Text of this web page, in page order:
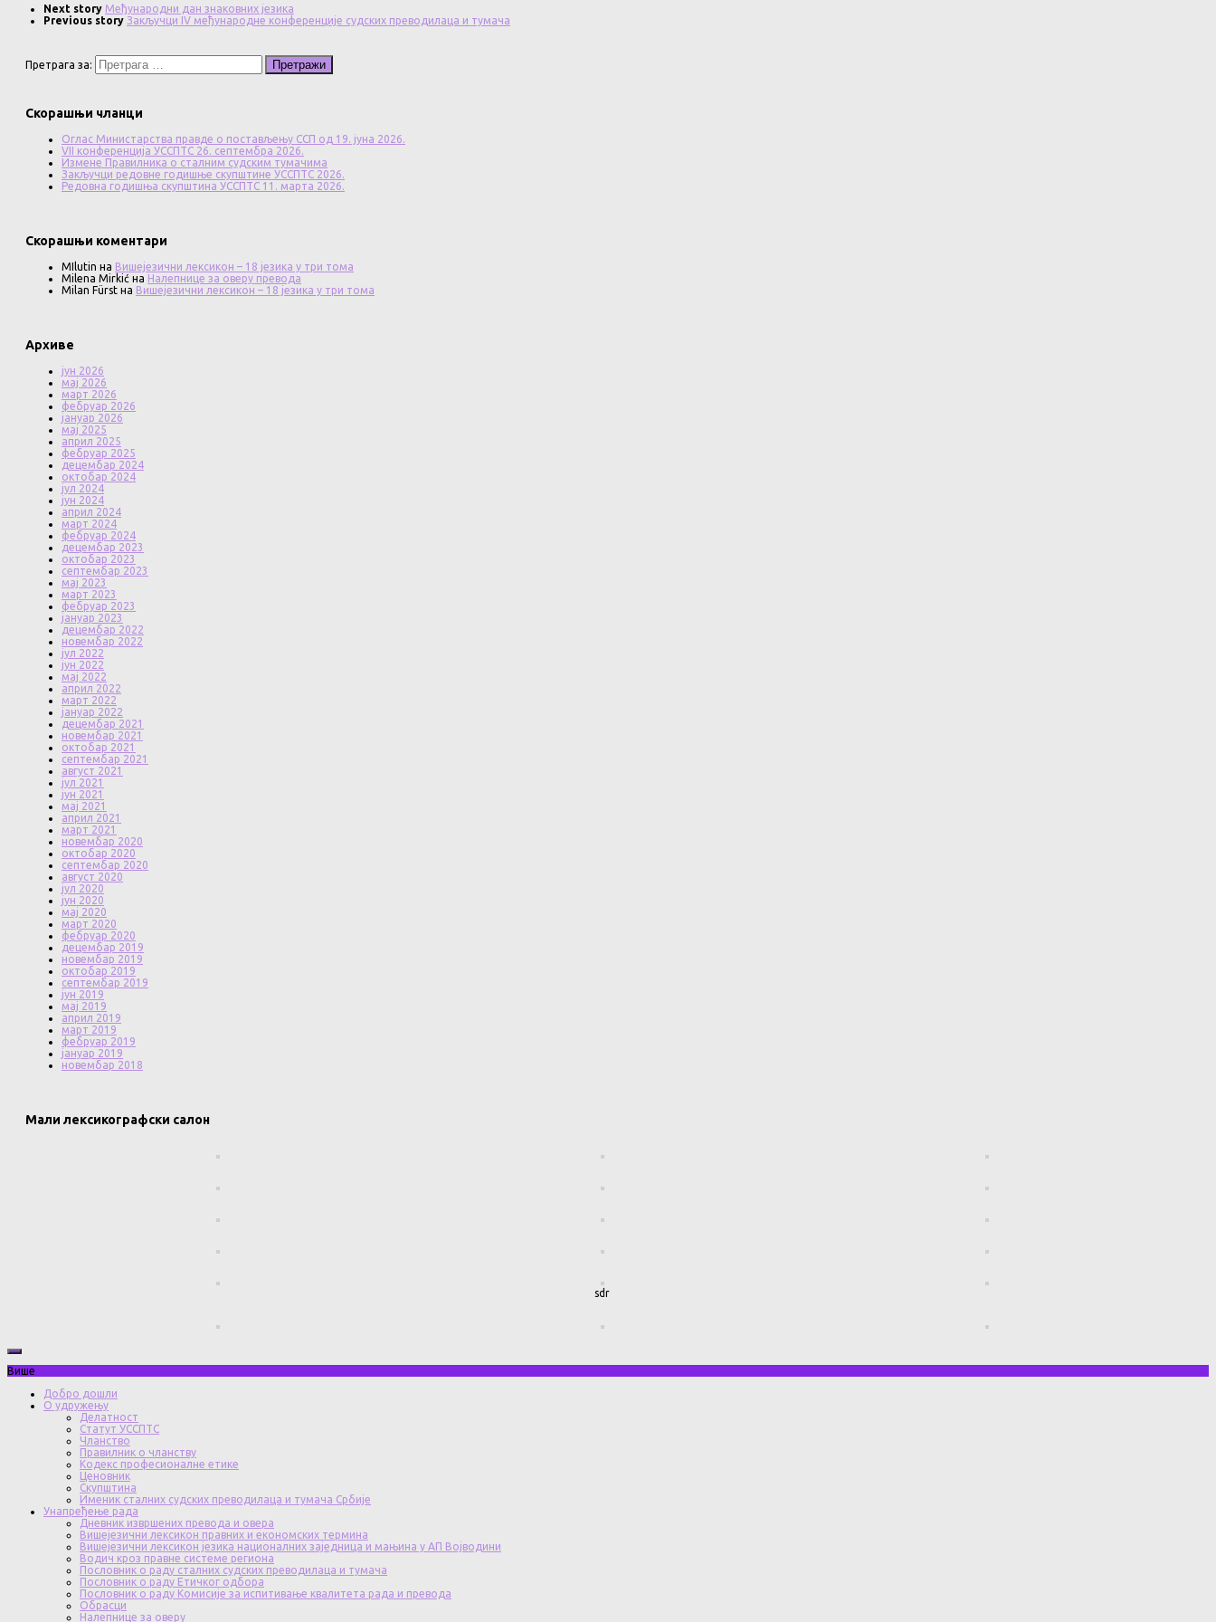
Next story Међународни дан знаковних језика
Previous story Закључци IV међународне конференције судских преводилаца и тумача
Претрага за:
Скорашњи чланци
Оглас Министарства правде о постављењу ССП од 19. јуна 2026.
VII конференција УССПТС 26. септембра 2026.
Измене Правилника о сталним судским тумачима
Закључци редовне годишње скупштине УССПТС 2026.
Редовна годишња скупштина УССПТС 11. марта 2026.
Скорашњи коментари
MIlutin на Вишејезични лексикон – 18 језика у три тома
Milena Mirkić на Налепнице за оверу превода
Milan Fürst на Вишејезични лексикон – 18 језика у три тома
Архиве
јун 2026
мај 2026
март 2026
фебруар 2026
јануар 2026
мај 2025
април 2025
фебруар 2025
децембар 2024
октобар 2024
јул 2024
јун 2024
април 2024
март 2024
фебруар 2024
децембар 2023
октобар 2023
септембар 2023
мај 2023
март 2023
фебруар 2023
јануар 2023
децембар 2022
новембар 2022
јул 2022
јун 2022
мај 2022
април 2022
март 2022
јануар 2022
децембар 2021
новембар 2021
октобар 2021
септембар 2021
август 2021
јул 2021
јун 2021
мај 2021
април 2021
март 2021
новембар 2020
октобар 2020
септембар 2020
август 2020
јул 2020
јун 2020
мај 2020
март 2020
фебруар 2020
децембар 2019
новембар 2019
октобар 2019
септембар 2019
јун 2019
мај 2019
април 2019
март 2019
фебруар 2019
јануар 2019
новембар 2018
Мали лексикографски салон
sdr
Више
Добро дошли
О удружењу
Делатност
Статут УССПТС
Чланство
Правилник о чланству
Кодекс професионалне етике
Ценовник
Скупштина
Именик сталних судских преводилаца и тумача Србије
Унапређење рада
Дневник извршених превода и овера
Вишејезични лексикон правних и економских термина
Вишејезични лексикон језика националних заједница и мањина у АП Војводини
Водич кроз правне системе региона
Пословник о раду сталних судских преводилаца и тумача
Пословник о раду Етичког одбора
Пословник о раду Комисије за испитивање квалитета рада и превода
Обрасци
Налепнице за оверу